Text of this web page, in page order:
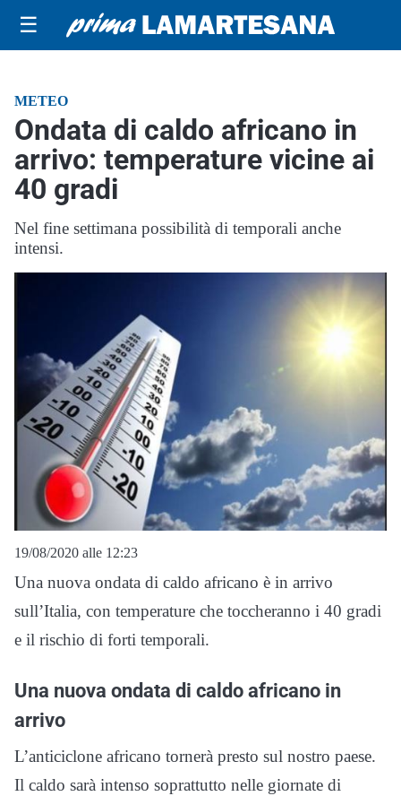
☰
METEO
Ondata di caldo africano in
arrivo: temperature vicine ai
40 gradi
Nel fine settimana possibilità di temporali anche
intensi.
19/08/2020 alle 12:23
Una nuova ondata di caldo africano è in arrivo
sull’Italia, con temperature che toccheranno i 40 gradi
e il rischio di forti temporali.
Una nuova ondata di caldo africano in
arrivo
L’anticiclone africano tornerà presto sul nostro paese.
Il caldo sarà intenso soprattutto nelle giornate di